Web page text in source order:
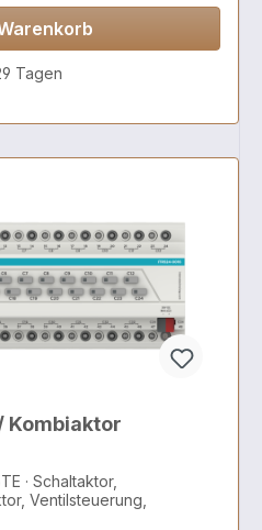
Tagen
Kombiaktor
· Schaltaktor,
Ventilsteuerung,